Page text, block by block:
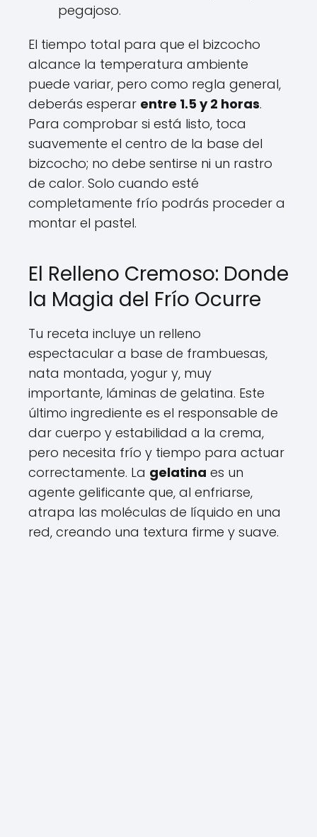
pegajoso.
El tiempo total para que el bizcocho
alcance la temperatura ambiente
puede variar, pero como regla general,
deberás esperar entre 1.5 y 2 horas.
Para comprobar si está listo, toca
suavemente el centro de la base del
bizcocho; no debe sentirse ni un rastro
de calor. Solo cuando esté
completamente frío podrás proceder a
montar el pastel.
El Relleno Cremoso: Donde
la Magia del Frío Ocurre
Tu receta incluye un relleno
espectacular a base de frambuesas,
nata montada, yogur y, muy
importante, láminas de gelatina. Este
último ingrediente es el responsable de
dar cuerpo y estabilidad a la crema,
pero necesita frío y tiempo para actuar
correctamente. La gelatina es un
agente gelificante que, al enfriarse,
atrapa las moléculas de líquido en una
red, creando una textura firme y suave.